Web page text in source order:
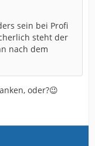
sein bei Profi
steht der
nach dem
oder?😉